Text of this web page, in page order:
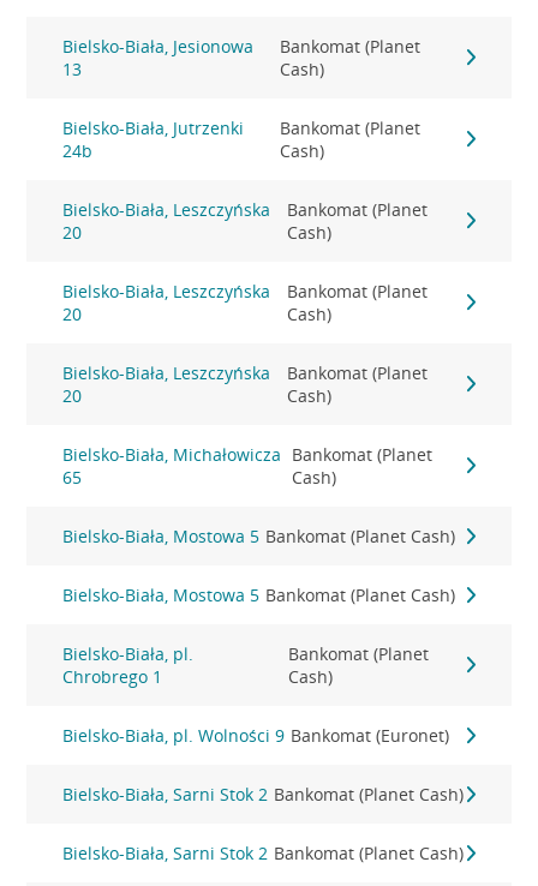
Bielsko-Biała, Jesionowa
13
Bankomat (Planet
Cash)
Bielsko-Biała, Jutrzenki
24b
Bankomat (Planet
Cash)
Bielsko-Biała, Leszczyńska
20
Bankomat (Planet
Cash)
Bielsko-Biała, Leszczyńska
20
Bankomat (Planet
Cash)
Bielsko-Biała, Leszczyńska
20
Bankomat (Planet
Cash)
Bielsko-Biała, Michałowicza
65
Bankomat (Planet
Cash)
Bielsko-Biała, Mostowa 5 Bankomat (Planet Cash)
Bielsko-Biała, Mostowa 5 Bankomat (Planet Cash)
Bielsko-Biała, pl.
Chrobrego 1
Bankomat (Planet
Cash)
Bielsko-Biała, pl. Wolności 9 Bankomat (Euronet)
Bielsko-Biała, Sarni Stok 2 Bankomat (Planet Cash)
Bielsko-Biała, Sarni Stok 2 Bankomat (Planet Cash)